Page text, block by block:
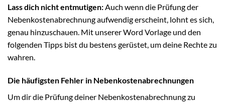
Lass dich nicht entmutigen:Auch wenn die Prüfung der
Nebenkostenabrechnung aufwendig erscheint, lohnt es sich,
genau hinzuschauen. Mit unserer Word Vorlage und den
folgenden Tipps bist du bestens gerüstet, um deine Rechte zu
wahren.
Die häufigsten Fehler in Nebenkostenabrechnungen
Um dir die Prüfung deiner Nebenkostenabrechnung zu